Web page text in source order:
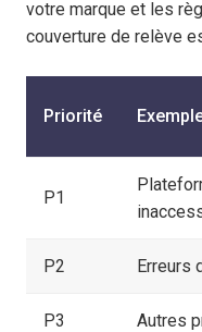
votre marque et les
couverture de relève
Priorité
P1
P2 Erreurs
P3 Autres